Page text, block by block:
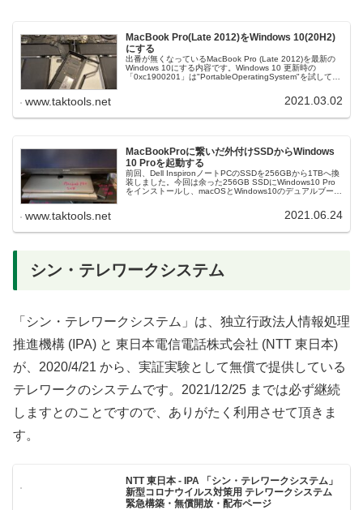
MacBook Pro(Late 2012)をWindows 10(20H2)
にする
出番が無くなっているMacBook Pro (Late 2012)を最新の
Windows 10にする内容です。Windows 10 更新時の
「0xc1900201」は"PortableOperatingSystem"を試してみ
www.taktools.net 2021.03.02
MacBookProに繋いだ外付けSSDからWindows
10 Proを起動する
前回、Dell InspironノートPCのSSDを256GBから1TBへ換
装しました。今回は余った256GB SSDにWindows10 Pro
をインストールし、macOSとWindows10のデュアルブート
www.taktools.net 2021.06.24
シン・テレワークシステム
「シン・テレワークシステム」は、独立行政法人情報処理
推進機構 (IPA) と 東日本電信電話株式会社 (NTT 東日本)
が、2020/4/21 から、実証実験として無償で提供している
テレワークのシステムです。2021/12/25 までは必ず継続
しますとのことですので、ありがたく利用させて頂きま
す。
NTT 東日本 - IPA 「シン・テレワークシステム」
新型コロナウイルス対策用 テレワークシステム
緊急構築・無償開放・配布ページ